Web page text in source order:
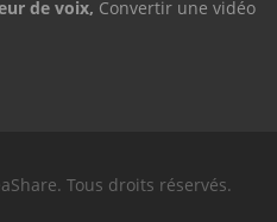
de voix, Convertir une vidéo
Tous droits réservés.